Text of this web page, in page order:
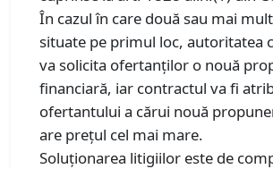
În cazul în care două sau mai
situate pe primul loc, autoritatea
va solicita ofertanților o nouă
financiară, iar contractul va fi
ofertantului a cărui nouă
are prețul cel mai mare.
Soluționarea litigiilor este de